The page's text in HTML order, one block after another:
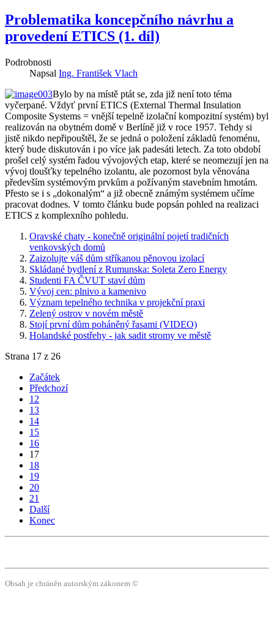
Problematika koncepčního návrhu a
provedení ETICS (1. díl)
Podrobnosti
Napsal Ing. František Vlach
Bylo by na místě ptát se, zda již není toto téma
vyčerpané. Vždyť první ETICS (External Thermal Insulation
Composite Systems = vnější tepelně izolační kompozitní systém) byl
realizován na obytném domě v Berlíně již v roce 1957. Tehdy si
jistě nikdo nepřipouštěl, že se jedná o položení základů fenoménu,
který bude diskutován i po více jak padesáti letech. Za toto období
prošel celý systém řadou vývojových etap, které se neomezují jen na
vývoj tloušťky tepelného izolantu, ale pozornost byla věnována
především systémovým prvkům a požívaným stavebním hmotám.
Přesto se i s „dokonalým“ a již obecně známým systémem učíme
pracovat dodnes. V tomto článku bude popsán pohled na realizaci
ETICS z komplexního pohledu.
Oravské chaty - konečně originální pojetí tradičních
venkovských domů
Zaizolujte váš dům stříkanou pěnovou izolací
Skládané bydlení z Rumunska: Soleta Zero Energy
Studenti FA ČVUT staví dům
Vývoj cen: plnivo a kamenivo
Význam tepelného technika v projekční praxi
Zelený ostrov v novém městě
Stojí první dům poháněný řasami (VIDEO)
Holandské postřehy - jak sadit stromy ve městě
Strana 17 z 26
Začátek
Předchozí
12
13
14
15
16
17
18
19
20
21
Další
Konec
Obsah je chráněn autorským zákonem ©